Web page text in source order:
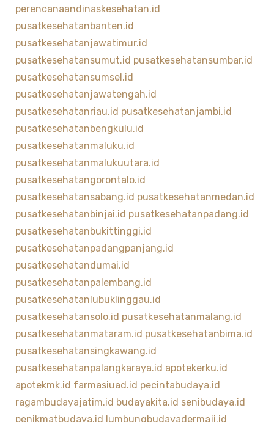
perencanaandinaskesehatan.id
pusatkesehatanbanten.id
pusatkesehatanjawatimur.id
pusatkesehatansumut.id pusatkesehatansumbar.id
pusatkesehatansumsel.id
pusatkesehatanjawatengah.id
pusatkesehatanriau.id pusatkesehatanjambi.id
pusatkesehatanbengkulu.id
pusatkesehatanmaluku.id
pusatkesehatanmalukuutara.id
pusatkesehatangorontalo.id
pusatkesehatansabang.id pusatkesehatanmedan.id
pusatkesehatanbinjai.id pusatkesehatanpadang.id
pusatkesehatanbukittinggi.id
pusatkesehatanpadangpanjang.id
pusatkesehatandumai.id
pusatkesehatanpalembang.id
pusatkesehatanlubuklinggau.id
pusatkesehatansolo.id pusatkesehatanmalang.id
pusatkesehatanmataram.id pusatkesehatanbima.id
pusatkesehatansingkawang.id
pusatkesehatanpalangkaraya.id apotekerku.id
apotekmk.id farmasiuad.id pecintabudaya.id
ragambudayajatim.id budayakita.id senibudaya.id
penikmatbudaya.id lumbungbudayadermaji.id